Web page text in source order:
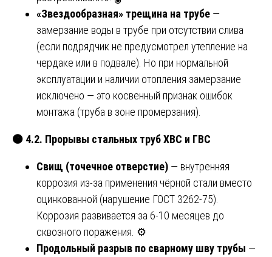
«Звездообразная» трещина на трубе —
замерзание воды в трубе при отсутствии слива
(если подрядчик не предусмотрел утепление на
чердаке или в подвале). Но при нормальной
эксплуатации и наличии отопления замерзание
исключено — это косвенный признак ошибок
монтажа (труба в зоне промерзания).
🟠 4.2. Прорывы стальных труб ХВС и ГВС
Свищ (точечное отверстие) — внутренняя
коррозия из-за применения чёрной стали вместо
оцинкованной (нарушение ГОСТ 3262-75).
Коррозия развивается за 6-10 месяцев до
сквозного поражения. ⚙️
Продольный разрыв по сварному шву трубы —